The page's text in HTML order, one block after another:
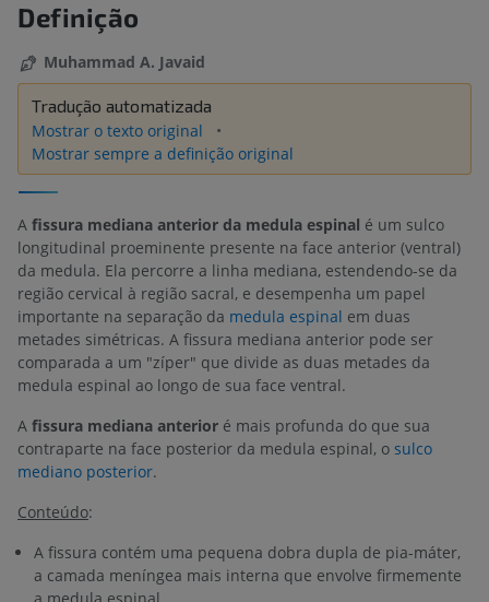
Definição
Muhammad A. Javaid
Tradução automatizada
Mostrar o texto original
Mostrar sempre a definição original
A fissura mediana anterior da medula espinal é um sulco
longitudinal proeminente presente na face anterior (ventral)
da medula. Ela percorre a linha mediana, estendendo-se da
região cervical à região sacral, e desempenha um papel
importante na separação da medula espinal em duas
metades simétricas. A fissura mediana anterior pode ser
comparada a um "zíper" que divide as duas metades da
medula espinal ao longo de sua face ventral.
A fissura mediana anterior é mais profunda do que sua
contraparte na face posterior da medula espinal, o sulco
mediano posterior.
Conteúdo:
A fissura contém uma pequena dobra dupla de pia-máter,
a camada meníngea mais interna que envolve firmemente